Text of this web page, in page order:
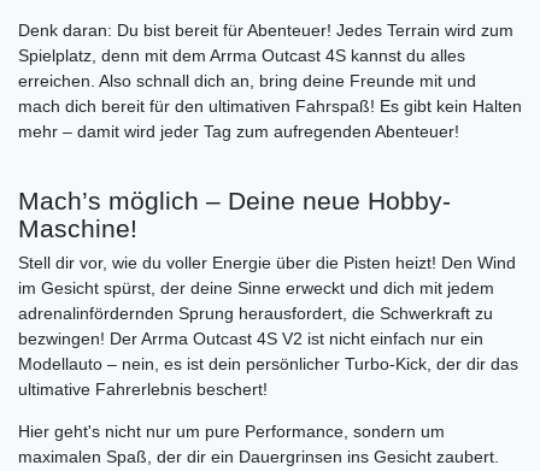
Denk daran: Du bist bereit für Abenteuer! Jedes Terrain wird zum
Spielplatz, denn mit dem Arrma Outcast 4S kannst du alles
erreichen. Also schnall dich an, bring deine Freunde mit und
mach dich bereit für den ultimativen Fahrspaß! Es gibt kein Halten
mehr – damit wird jeder Tag zum aufregenden Abenteuer!
Mach’s möglich – Deine neue Hobby-
Maschine!
Stell dir vor, wie du voller Energie über die Pisten heizt! Den Wind
im Gesicht spürst, der deine Sinne erweckt und dich mit jedem
adrenalinfördernden Sprung herausfordert, die Schwerkraft zu
bezwingen! Der Arrma Outcast 4S V2 ist nicht einfach nur ein
Modellauto – nein, es ist dein persönlicher Turbo-Kick, der dir das
ultimative Fahrerlebnis beschert!
Hier geht's nicht nur um pure Performance, sondern um
maximalen Spaß, der dir ein Dauergrinsen ins Gesicht zaubert.